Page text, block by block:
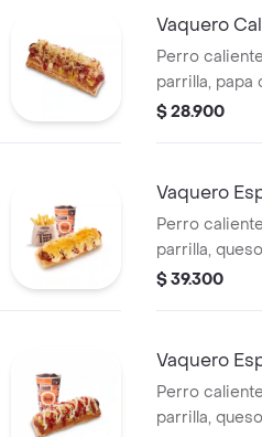
Vaquero
Perro
parrilla, papa
salsa blanca,
$ 28.900
Vaquero
Perro
parrilla,
picada, papa
en cascos) +
$ 39.300
Vaquero
Perro
parrilla,